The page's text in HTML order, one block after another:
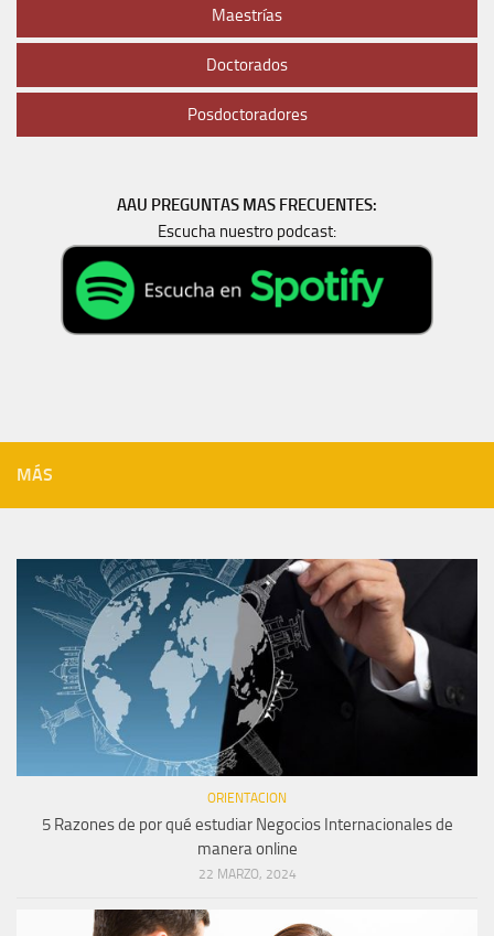
Maestrías
Doctorados
Posdoctoradores
AAU PREGUNTAS MAS FRECUENTES:
Escucha nuestro podcast:
MÁS
ORIENTACION
5 Razones de por qué estudiar Negocios Internacionales de
manera online
22 MARZO, 2024